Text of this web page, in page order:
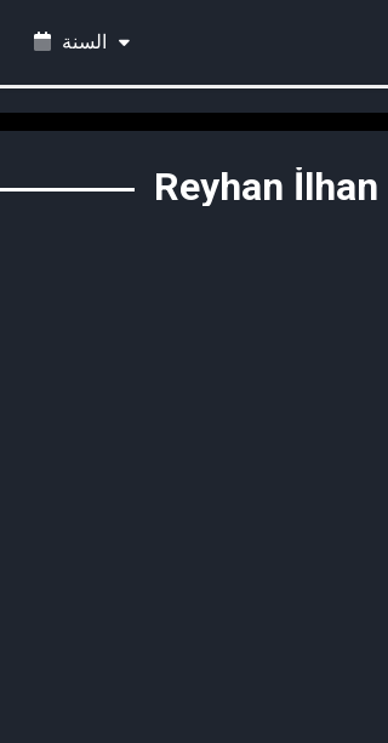
السنة
Reyhan İlhan